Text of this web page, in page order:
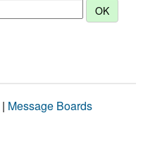
| Message Boards